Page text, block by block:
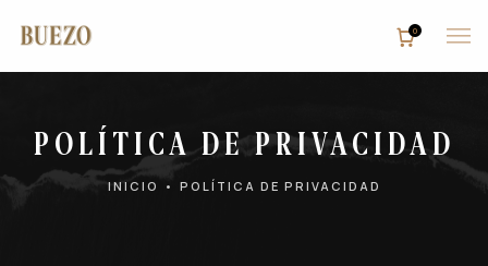
Bodega
0
POLÍTICA DE PRIVACIDAD
INICIO • POLÍTICA DE PRIVACIDAD